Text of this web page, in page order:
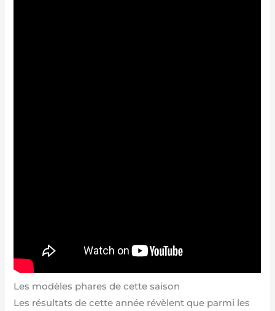
Les modèles phares de cette saison
Les résultats de cette année révèlent que parmi les